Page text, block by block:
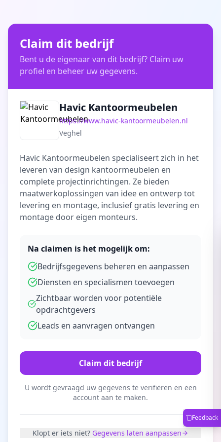
Claim dit bedrijf
Bent u de eigenaar van dit bedrijf? Claim uw
profiel en beheer uw gegevens.
Havic Kantoormeubelen
https://www.havic-kantoormeubelen.nl
Veghel
Havic Kantoormeubelen specialiseert zich in het
leveren van design kantoormeubelen en
complete projectinrichtingen. Ze bieden
maatwerkoplossingen van idee en ontwerp tot
levering en montage, inclusief gratis levering en
montage door eigen monteurs.
Na claimen is het mogelijk om:
Bedrijfsgegevens beheren en aanpassen
Diensten en specialismen toevoegen
Zichtbaar worden voor potentiële
opdrachtgevers
Leads en aanvragen ontvangen
Claim dit bedrijf
U wordt gevraagd uw gegevens te verifiëren en een
account aan te maken.
Klopt er iets niet? Gegevens laten aanpassen
Feedback